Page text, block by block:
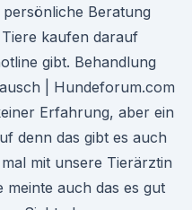
Beratung
kaufen darauf
gibt. Behandlung
| Hundeforum.com
Erfahrung, aber ein
denn das gibt es auch
mit unsere Tierärztin
auch das es gut